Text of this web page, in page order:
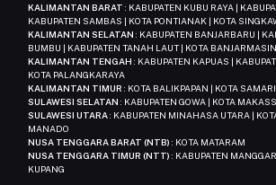
KALIMANTAN BARAT : KABUPATEN KUBU RAYA |
KABUPATEN SAMBAS | KOTA PONTIANAK | KOTA
KALIMANTAN SELATAN : KABUPATEN BANJARBARU |
BUMBU | KABUPATEN TANAH LAUT | KOTA BANJARMASIN
KALIMANTAN TENGAH : KABUPATEN KAPUAS |
KOTA PALANGKARAYA
KALIMANTAN TIMUR : KOTA BALIKPAPAN | KOTA
SULAWESI SELATAN : KABUPATEN GOWA | KOTA
SULAWESI UTARA: KABUPATEN MINAHASA UTARA |
MANADO
NUSA TENGGARA BARAT (NTB) : KOTA MATARAM
NUSA TENGGARA TIMUR (NTT) : KABUPATEN
KUPANG